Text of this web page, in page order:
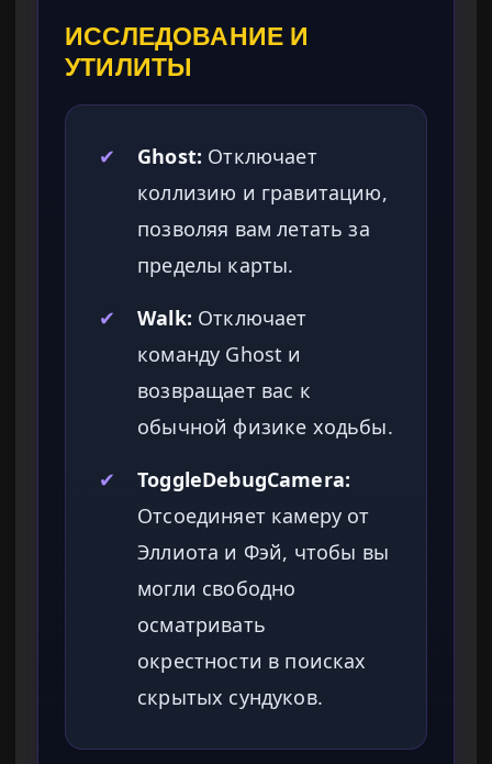
ИССЛЕДОВАНИЕ И
УТИЛИТЫ
✔ Ghost: Отключает
коллизию и гравитацию,
позволяя вам летать за
пределы карты.
✔
Walk: Отключает
команду Ghost и
возвращает вас к
обычной физике ходьбы.
✔
ToggleDebugCamera:
Отсоединяет камеру от
Эллиота и Фэй, чтобы вы
могли свободно
осматривать
окрестности в поисках
скрытых сундуков.